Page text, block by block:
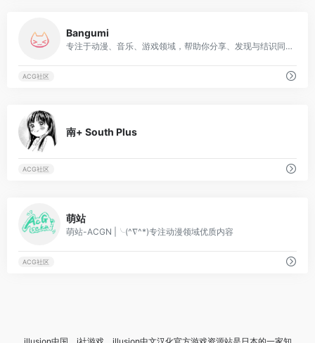
Bangumi
专注于动漫、音乐、游戏领域，帮助你分享、发现与结识同好的ACG网络
ACG社区
南+ South Plus
ACG社区
萌站
萌站-ACGN |╰(^∇^*)专注动漫领域优质内容
ACG社区